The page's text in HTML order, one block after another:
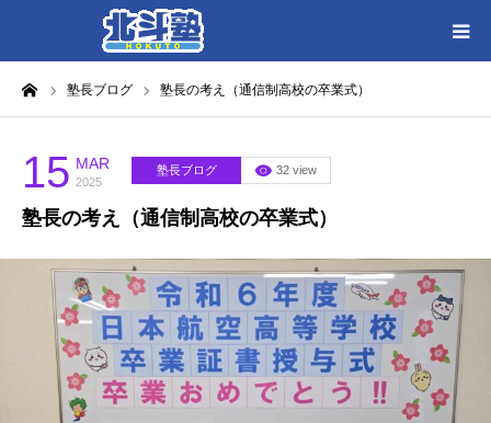
塾長ブログ 塾長の考え（通信制高校の卒業式）
15 MAR
2025
塾長ブログ 32 view
塾長の考え（通信制高校の卒業式）
HOME
各教室別に記事を見る
北斗塾／教室一覧
お問い合わせ